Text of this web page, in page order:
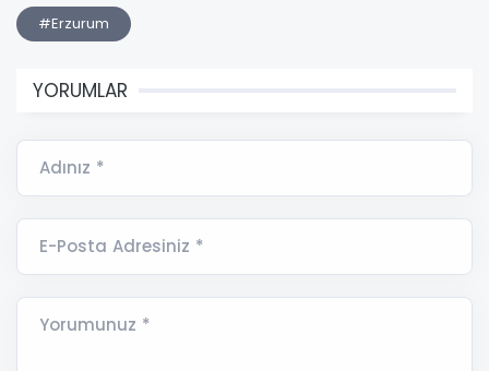
#Erzurum
YORUMLAR
Adınız *
E-Posta Adresiniz *
Yorumunuz *